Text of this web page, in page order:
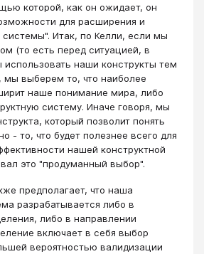
которой, как он ожидает, он
для расширения и
Итак, по Келли, если мы
(то есть перед ситуацией, в
наши конструкты тем
выберем то, что наиболее
наше понимание мира, либо
систему. Иначе говоря, мы
который позволит понять
- то, что будет полезнее всего для
нашей конструктной
это "продуманный выбор".
предполагает, что наша
разрабатывается либо в
либо в направлении
включает в себя выбор
вероятностью валидизации